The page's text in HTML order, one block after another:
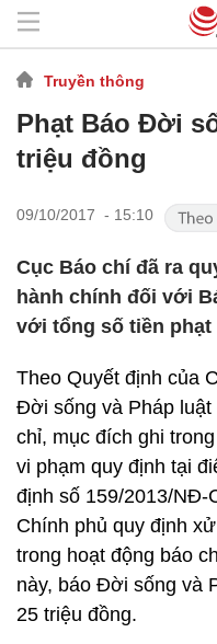
Truyền thông
Phạt Báo Đời
triệu đồng
09/10/2017 - 15:10
Cục Báo chí đã ra
hành chính đối với
với tổng số tiền phạt
Theo Quyết định của
Đời sống và Pháp luật
chỉ, mục đích ghi
vi phạm quy định tại
định số 159/2013/NĐ-
Chính phủ quy định
trong hoạt động báo
này, báo Đời sống và
25 triệu đồng.